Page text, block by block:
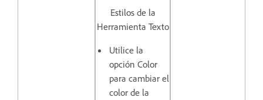
Estilos de la
Herramienta Texto
Utilice la
opción Color
para cambiar el
color de la